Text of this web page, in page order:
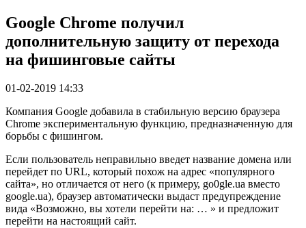
Google Chrome получил
дополнительную защиту от перехода
на фишинговые сайты
01-02-2019 14:33
Компания Google добавила в стабильную версию браузера
Chrome экспериментальную функцию, предназначенную для
борьбы с фишингом.
Если пользователь неправильно введет название домена или
перейдет по URL, который похож на адрес «популярного
сайта», но отличается от него (к примеру, go0gle.ua вместо
google.ua), браузер автоматически выдаст предупреждение
вида «Возможно, вы хотели перейти на: … » и предложит
перейти на настоящий сайт.